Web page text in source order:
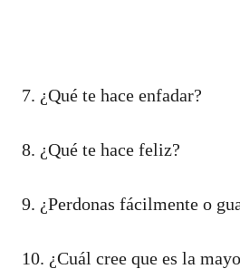
7. ¿Qué te hace enfadar?
8. ¿Qué te hace feliz?
9. ¿Perdonas fácilmente o
10. ¿Cuál cree que es la